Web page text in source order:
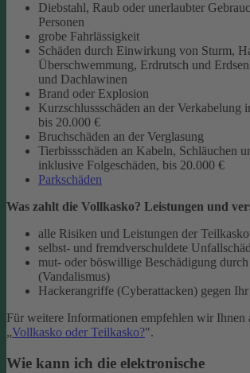
Diebstahl, Raub oder unerlaubter
Personen
grobe Fahrlässigkeit
Schäden durch Einwirkung von Sturm,
Überschwemmung, Erdrutsch und
und Dachlawinen
Brand oder Explosion
Kurzschlussschäden an der Verkabelung
bis 20.000 €
Bruchschäden an der Verglasung
Tierbissschäden an Kabeln, Schläuchen
inklusive Folgeschäden, bis 20.000 €
Parkschäden
Was zahlt die Vollkasko? Leistungen und
alle Risiken und Leistungen der
selbst- und fremdverschuldete
mut- oder böswillige Beschädigung durch
(Vandalismus)
Hackerangriffe (Cyberattacken) gegen
Für weitere Informationen empfehlen wir Ihnen
„Vollkasko oder Teilkasko?".
Wie kann ich die elektronische